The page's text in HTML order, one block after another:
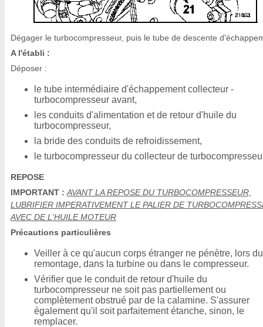
Dégager le turbocompresseur, puis le tube de descente
A l'établi :
Déposer :
le tube intermédiaire d'échappement collecteur -
turbocompresseur avant,
les conduits d'alimentation et de retour d'huile du
turbocompresseur,
la bride des conduits de refroidissement,
le turbocompresseur du collecteur de
REPOSE
IMPORTANT : AVANT LA REPOSE DU TURBOCOMPRESSEUR,
LUBRIFIER IMPERATIVEMENT LE PALIER DE
AVEC DE L'HUILE MOTEUR
Précautions particulières
Veiller à ce qu'aucun corps étranger ne pénètre, lors du
remontage, dans la turbine ou dans le compresseur.
Vérifier que le conduit de retour d'huile du
turbocompresseur ne soit pas partiellement ou
complètement obstrué par de la calamine. S'assurer
également qu'il soit parfaitement étanche, sinon, le
remplacer.